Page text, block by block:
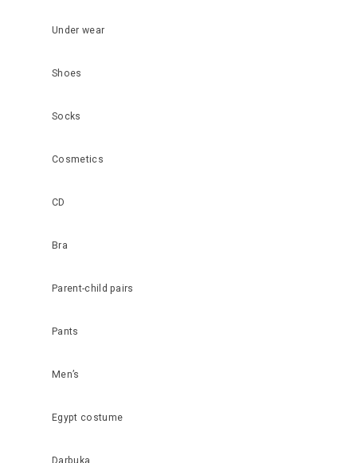
Under wear
Shoes
Socks
Cosmetics
CD
Bra
Parent-child pairs
Pants
Men’s
Egypt costume
Darbuka